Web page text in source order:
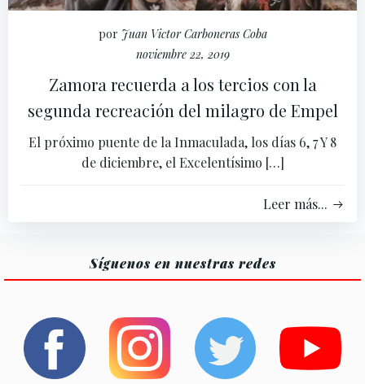
por Juan Victor Carboneras Coba
noviembre 22, 2019
Zamora recuerda a los tercios con la
segunda recreación del milagro de Empel
El próximo puente de la Inmaculada, los días 6, 7 Y 8
de diciembre, el Excelentísimo […]
Leer más...
Síguenos en nuestras redes